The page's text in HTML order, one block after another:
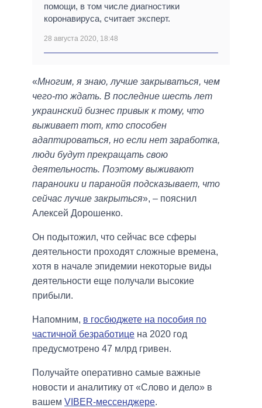
помощи, в том числе диагностики
коронавируса, считает эксперт.
28 августа 2020, 18:48
«Многим, я знаю, лучше закрываться, чем
чего-то ждать. В последние шесть лет
украинский бизнес привык к тому, что
выживает тот, кто способен
адаптироваться, но если нет заработка,
люди будут прекращать свою
деятельность. Поэтому выживают
параноики и паранойя подсказывает, что
сейчас лучше закрыться», – пояснил
Алексей Дорошенко.
Он подытожил, что сейчас все сферы
деятельности проходят сложные времена,
хотя в начале эпидемии некоторые виды
деятельности еще получали высокие
прибыли.
Напомним, в госбюджете на пособия по
частичной безработице на 2020 год
предусмотрено 47 млрд гривен.
Получайте оперативно самые важные
новости и аналитику от «Слово и дело» в
вашем VIBER-мессенджере.